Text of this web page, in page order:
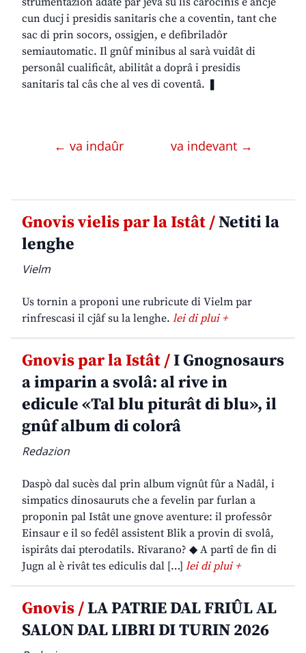
cun ducj i presidis sanitaris che a coventin, tant che
sac di prin socors, ossigjen, e defibriladôr
semiautomatic. Il gnûf minibus al sarà vuidât di
personâl cualificât, abilitât a doprâ i presidis
sanitaris tal câs che al ves di coventâ. ❚
← va indaûr va indevant →
Gnovis vielis par la Istât /Netiti la
lenghe
Vielm
Us tornin a proponi une rubricute di Vielm par
rinfrescasi il cjâf su la lenghe. lei di plui +
Gnovis par la Istât /I Gnognosaurs
a imparin a svolâ: al rive in
edicule «Tal blu piturât di blu», il
gnûf album di colorâ
Redazion
Daspò dal sucès dal prin album vignût fûr a Nadâl, i
simpatics dinosauruts che a fevelin par furlan a
proponin pal Istât une gnove aventure: il professôr
Einsaur e il so fedêl assistent Blik a provin di svolâ,
ispirâts dai pterodatils. Rivarano? ◆ A partî de fin di
Jugn al è rivât tes ediculis dal […] lei di plui +
Gnovis /LA PATRIE DAL FRIÛL AL
SALON DAL LIBRI DI TURIN 2026